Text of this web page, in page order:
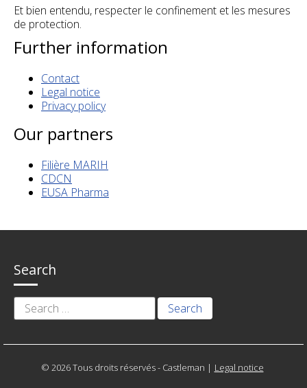
Et bien entendu, respecter le confinement et les mesures
de protection.
Further information
Contact
Legal notice
Privacy policy
Our partners
Filière MARIH
CDCN
EUSA Pharma
Search
Search
for:
© 2026 Tous droits réservés - Castleman | Legal notice